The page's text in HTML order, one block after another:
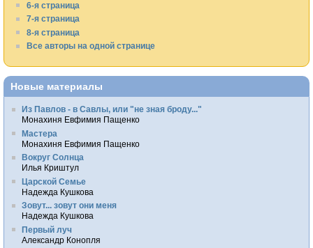
6-я страница
7-я страница
8-я страница
Все авторы на одной странице
Новые материалы
Из Павлов - в Савлы, или "не зная броду..."
Монахиня Евфимия Пащенко
Мастера
Монахиня Евфимия Пащенко
Вокруг Солнца
Илья Криштул
Царской Семье
Надежда Кушкова
Зовут... зовут они меня
Надежда Кушкова
Первый луч
Александр Конопля